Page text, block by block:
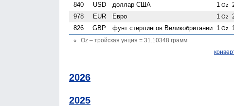
840
USD доллар США 1 Oz
978 EUR Евро 1 Oz
826 GBP фунт стерлингов Велико­британии 1 Oz
Oz – тройская унция = 31.10348 грамм
2026
2025